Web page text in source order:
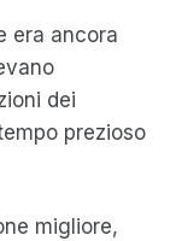
era ancora
dei
prezioso
migliore,